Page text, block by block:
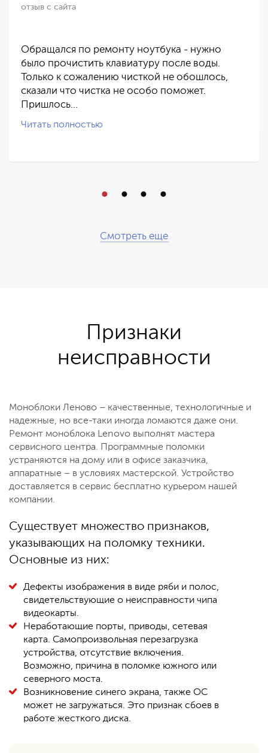
отзыв с сайта
Обращался по ремонту ноутбука - нужно
было прочистить клавиатуру после воды.
Только к сожалению чисткой не обошлось,
сказали что чистка не особо поможет.
Пришлось…
Читать полностью
Смотреть еще
Признаки
неисправности
Моноблоки Леново – качественные, технологичные и
надежные, но все-таки иногда ломаются даже они.
Ремонт моноблока Lenovo выполнят мастера
сервисного центра. Программные поломки
устраняются на дому или в офисе заказчика,
аппаратные – в условиях мастерской. Устройство
доставляется в сервис бесплатно курьером нашей
компании.
Существует множество признаков,
указывающих на поломку техники.
Основные из них:
Дефекты изображения в виде ряби и полос,
свидетельствующие о неисправности чипа
видеокарты.
Неработающие порты, приводы, сетевая
карта. Самопроизвольная перезагрузка
устройства, отсутствие включения.
Возможно, причина в поломке южного или
северного моста.
Возникновение синего экрана, также ОС
может не загружаться. Это признак сбоев в
работе жесткого диска.